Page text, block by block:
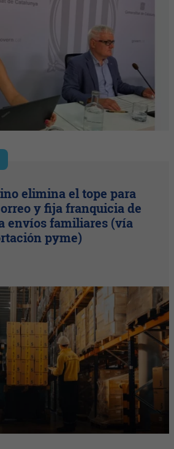
elimina el tope para
y fija franquicia de
envíos familiares (vía
pyme)